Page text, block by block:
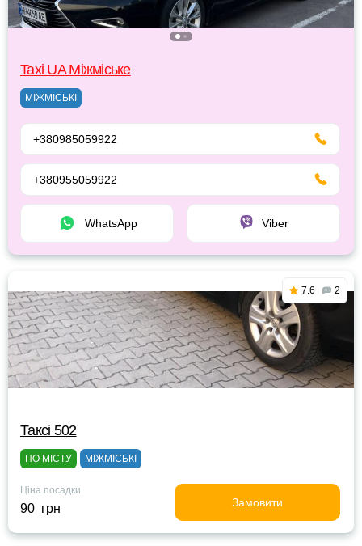
Taxi UA Міжміське
МІЖМІСЬКІ
+380985059922
+380955059922
WhatsApp Viber
7.6 2
Таксі 502
ПО МІСТУ МІЖМІСЬКІ
Ціна посадки
90 грн Замовити